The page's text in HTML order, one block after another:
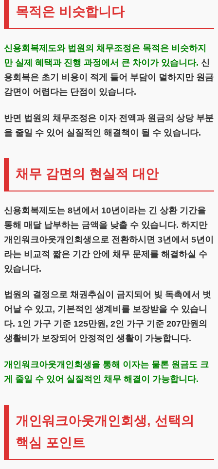
목적은 비슷합니다
신용회복제도와 법원의 채무조정은 목적은 비슷하지
만 실제 혜택과 진행 과정에서 큰 차이가 있습니다. 신
용회복은 초기 비용이 적게 들어 부담이 덜하지만 원금
감면이 어렵다는 단점이 있습니다.
반면 법원의 채무조정은 이자 전액과 원금의 상당 부분
을 줄일 수 있어 실질적인 해결책이 될 수 있습니다.
채무 감면의 현실적 대안
신용회복제도는 8년에서 10년이라는 긴 상환 기간을
통해 매달 납부하는 금액을 낮출 수 있습니다. 하지만
개인워크아웃개인회생으로 전환하시면 3년에서 5년이
라는 비교적 짧은 기간 안에 채무 문제를 해결하실 수
있습니다.
법원의 결정으로 채권추심이 금지되어 빚 독촉에서 벗
어날 수 있고, 기본적인 생계비를 보장받을 수 있습니
다. 1인 가구 기준 125만원, 2인 가구 기준 207만원의
생활비가 보장되어 안정적인 생활이 가능합니다.
개인워크아웃개인회생을 통해 이자는 물론 원금도 크
게 줄일 수 있어 실질적인 채무 해결이 가능합니다.
개인워크아웃개인회생, 선택의
핵심 포인트